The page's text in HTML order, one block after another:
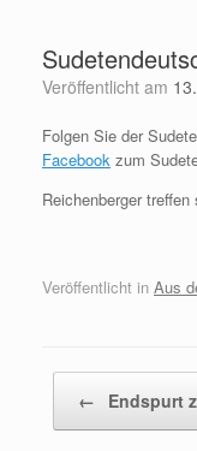
springen
Veröffentlicht am
Folgen Sie der
Facebook zum
Reichenberger
Veröffentlicht in Aus
← Endspurt